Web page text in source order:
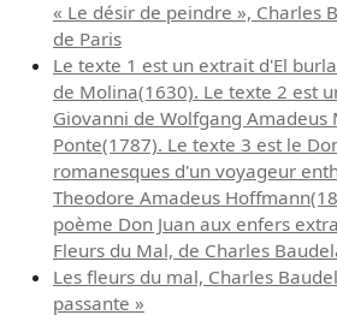
« Le désir de peindre », Charles
de Paris
Le texte 1 est un extrait d'El
de Molina(1630). Le texte 2 est
Giovanni de Wolfgang Amadeus
Ponte(1787). Le texte 3 est le
romanesques d'un voyageur
Theodore Amadeus
poème Don Juan aux enfers
Fleurs du Mal, de Charles
Les fleurs du mal, Charles
passante »